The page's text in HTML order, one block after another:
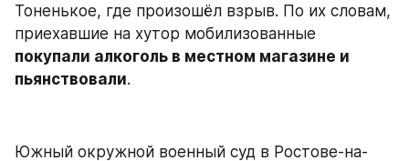
Тоненькое, где произошёл взрыв. По их словам,
покупали алкоголь в местном магазине и
пьянствовали.
Южный окружной военный суд в Ростове-на-